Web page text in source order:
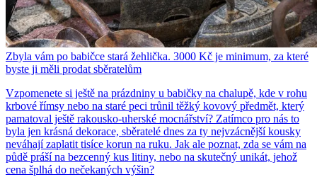
Zbyla vám po babičce stará žehlička. 3000 Kč je minimum, za které
byste ji měli prodat sběratelům
Vzpomenete si ještě na prázdniny u babičky na chalupě, kde v rohu
krbové římsy nebo na staré peci trůnil těžký kovový předmět, který
pamatoval ještě rakousko-uherské mocnářství? Zatímco pro nás to
byla jen krásná dekorace, sběratelé dnes za ty nejvzácnější kousky
neváhají zaplatit tisíce korun na ruku. Jak ale poznat, zda se vám na
půdě práší na bezcenný kus litiny, nebo na skutečný unikát, jehož
cena šplhá do nečekaných výšin?